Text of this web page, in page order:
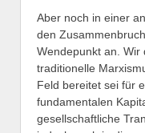
Aber noch in einer
den
Wendepunkt an. Wir
traditionelle
Feld bereitet sei für
fundamentalen
gesellschaftliche